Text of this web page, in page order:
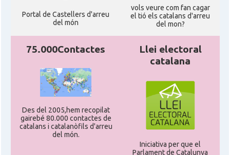
Portal de Castellers d'arreu
del món
vols veure com fan cagar
el tió els catalans d'arreu
del mon?
75.000Contactes
Des del 2005,hem recopilat
gairebé 80.000 contactes de
catalans i catalanòfils d'arreu
del món.
Llei electoral
catalana
Iniciativa per que el
Parlament de Catalunya